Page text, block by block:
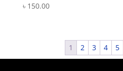
৳ 150.00
1 2 3 4 5